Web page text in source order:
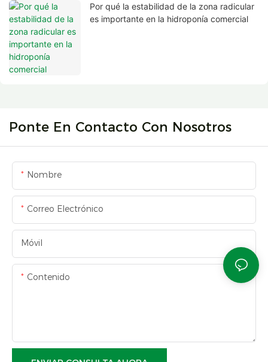
Por qué la estabilidad de la zona radicular
es importante en la hidroponía comercial
Ponte En Contacto Con Nosotros
Nombre
Correo Electrónico
Móvil
Contenido